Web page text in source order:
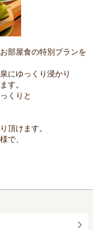
部屋食の特別プランを
にゆっくり浸かり
す。
くりと
頂けます。
で、